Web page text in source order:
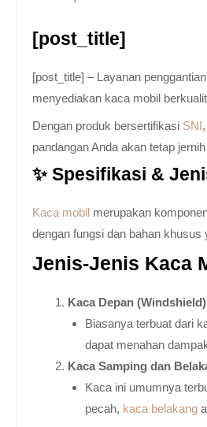
[post_title]
[post_title] – Layanan
menyediakan kaca mobil
Dengan produk bersertifikasi SNI
pandangan Anda akan tetap
✨ Spesifikasi &
Kaca mobilmerupakan
dengan fungsi dan bahan
Jenis-Jenis Kaca
Kaca Depan (Windshield)
Biasanya terbuat dari
dapat menahan
Kaca Samping dan
Kaca ini umumnya
pecah, kaca belakang